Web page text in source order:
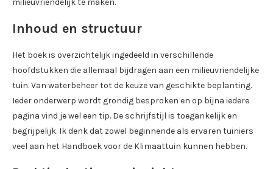
milieuvriendelijk te maken.
Inhoud en structuur
Het boek is overzichtelijk ingedeeld in verschillende
hoofdstukken die allemaal bijdragen aan een milieuvriendelijke
tuin. Van waterbeheer tot de keuze van geschikte beplanting.
Ieder onderwerp wordt grondig besproken en op bijna iedere
pagina vind je wel een tip. De schrijfstijl is toegankelijk en
begrijpelijk. Ik denk dat zowel beginnende als ervaren tuiniers
veel aan het Handboek voor de Klimaattuin kunnen hebben.